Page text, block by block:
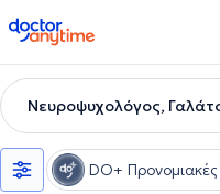
doctoranytime
Νευροψυχολόγος,
DO+ Προνομιακές